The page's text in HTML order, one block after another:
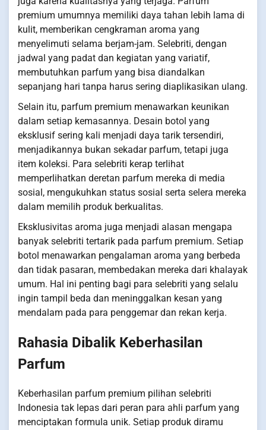
premium umumnya memiliki daya tahan lebih lama di
kulit, memberikan cengkraman aroma yang
menyelimuti selama berjam-jam. Selebriti, dengan
jadwal yang padat dan kegiatan yang variatif,
membutuhkan parfum yang bisa diandalkan
sepanjang hari tanpa harus sering diaplikasikan ulang.
Selain itu, parfum premium menawarkan keunikan
dalam setiap kemasannya. Desain botol yang
eksklusif sering kali menjadi daya tarik tersendiri,
menjadikannya bukan sekadar parfum, tetapi juga
item koleksi. Para selebriti kerap terlihat
memperlihatkan deretan parfum mereka di media
sosial, mengukuhkan status sosial serta selera mereka
dalam memilih produk berkualitas.
Eksklusivitas aroma juga menjadi alasan mengapa
banyak selebriti tertarik pada parfum premium. Setiap
botol menawarkan pengalaman aroma yang berbeda
dan tidak pasaran, membedakan mereka dari khalayak
umum. Hal ini penting bagi para selebriti yang selalu
ingin tampil beda dan meninggalkan kesan yang
mendalam pada para penggemar dan rekan kerja.
Rahasia Dibalik Keberhasilan
Parfum
Keberhasilan parfum premium pilihan selebriti
Indonesia tak lepas dari peran para ahli parfum yang
menciptakan formula unik. Setiap produk diramu